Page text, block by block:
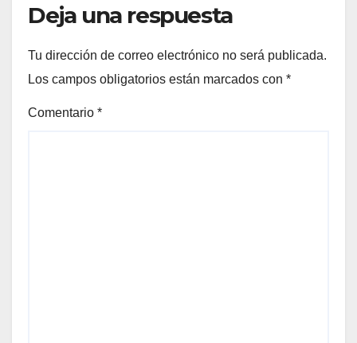
Deja una respuesta
Tu dirección de correo electrónico no será publicada.
Los campos obligatorios están marcados con *
Comentario *